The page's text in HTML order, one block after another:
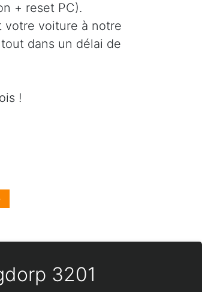
+ reset PC).
votre voiture à notre
dans un délai de
!
3201